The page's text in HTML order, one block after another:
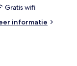
Gratis wifi
informatie